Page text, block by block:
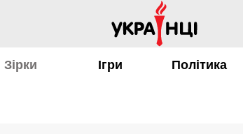
Зірки Ігри Політика